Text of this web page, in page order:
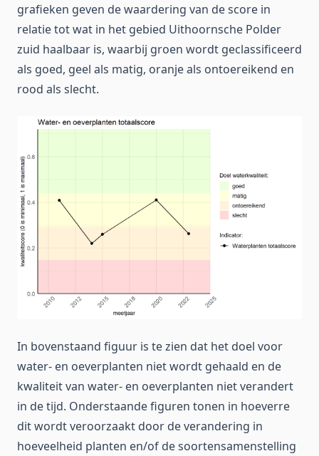
grafieken geven de waardering van de score in
relatie tot wat in het gebied Uithoornsche Polder
zuid haalbaar is, waarbij groen wordt geclassificeerd
als goed, geel als matig, oranje als ontoereikend en
rood als slecht.
In bovenstaand figuur is te zien dat het doel voor
water- en oeverplanten niet wordt gehaald en de
kwaliteit van water- en oeverplanten niet verandert
in de tijd. Onderstaande figuren tonen in hoeverre
dit wordt veroorzaakt door de verandering in
hoeveelheid planten en/of de soortensamenstelling